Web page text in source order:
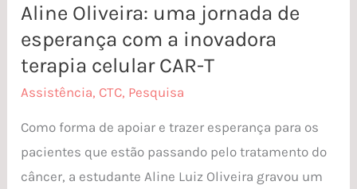
Aline Oliveira: uma jornada de
esperança com a inovadora
terapia celular CAR-T
Assistência, CTC, Pesquisa
Como forma de apoiar e trazer esperança para os
pacientes que estão passando pelo tratamento do
câncer, a estudante Aline Luiz Oliveira gravou um
Aline
Oliveira:
uma
jornada
esperança
com
a